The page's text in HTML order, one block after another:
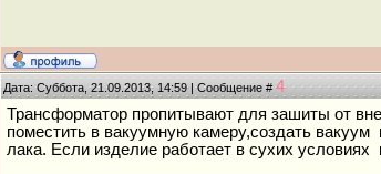
Дата: Суббота, 21.09.2013, 14:59 | Сообщение #4
Трансформатор пропитывают для зашиты от
поместить в вакуумную камеру,создать
лака. Если изделие работает в сухих